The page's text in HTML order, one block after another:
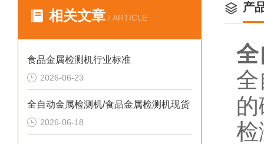
相关文章 / ARTICLE
食品金属检测机行业标准
2026-06-23
全自动金属检测机/食品金属检测机现货
2026-06-18
产
全
检